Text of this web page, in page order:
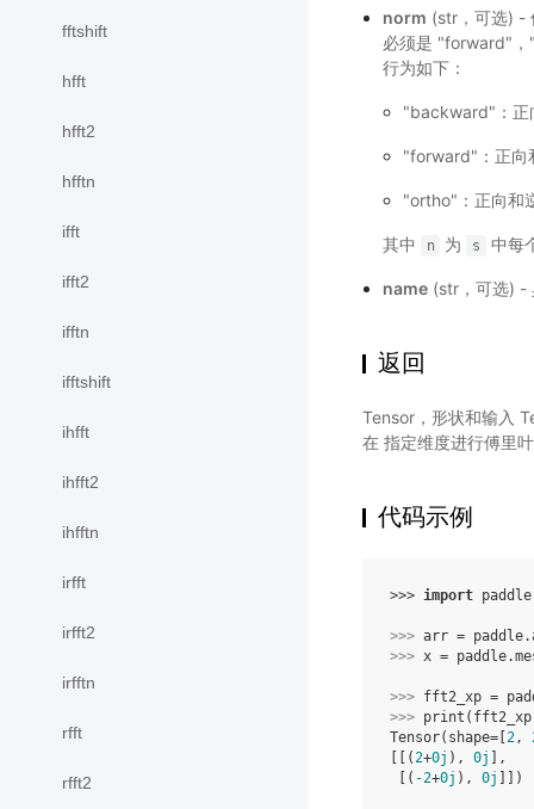
fftshift
hfft
hfft2
hfftn
ifft
ifft2
ifftn
ifftshift
ihfft
ihfft2
ihfftn
irfft
irfft2
irfftn
rfft
rfft2
norm (str，可选) -
必须是 "forward"
行为如下：
"backward"：正
"forward"：正向
"ortho"：正向和
其中 n 为 s 中每
name(str，可选) -
返回
Tensor，形状和输入
在 指定维度进行傅里
代码示例
>>> import paddle
>>> arr = paddle.
>>> x = paddle.
>>> fft2_xp =
>>> print ( fft2_xp
Tensor(shape=[ 2,
[[(2+0j ), 0j
],
[( -2+0j ), 0j ]])